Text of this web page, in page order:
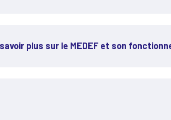
plus sur le MEDEF et son